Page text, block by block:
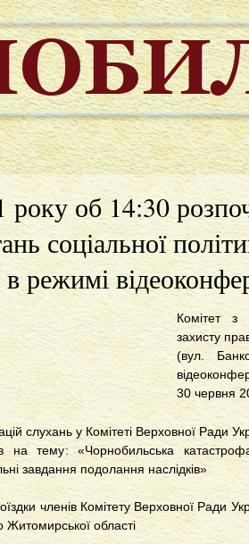
об 14:30
соціальної
режимі
Комітет з
захисту
(вул.
30 червня
слухань у Комітеті Верховної Ради
на тему: «Чорнобильська
завдання подолання наслідків»
членів Комітету Верховної Ради
Житомирської області